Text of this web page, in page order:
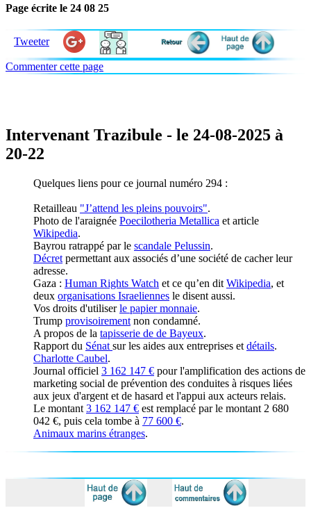
Page écrite le 24 08 25
Tweeter
Commenter cette page
Intervenant Trazibule - le 24-08-2025 à
20-22
Quelques liens pour ce journal numéro 294 :
Retailleau "J’attend les pleins pouvoirs".
Photo de l'araignée Poecilotheria Metallica et article
Wikipedia.
Bayrou ratrappé par le scandale Pelussin.
Décret permettant aux associés d’une société de cacher leur
adresse.
Gaza : Human Rights Watch et ce qu’en dit Wikipedia, et
deux organisations Israeliennes le disent aussi.
Vos droits d'utiliserle papier monnaie.
Trump provisoirement non condamné.
A propos de la tapisserie de de Bayeux.
Rapport du Sénat sur les aides aux entreprises et détails.
Charlotte Caubel.
Journal officiel 3 162 147 € pour l'amplification des actions de
marketing social de prévention des conduites à risques liées
aux jeux d'argent et de hasard et l'appui aux acteurs relais.
Le montant 3 162 147 € est remplacé par le montant 2 680
042 €, puis cela tombe à 77 600 €.
Animaux marins étranges.